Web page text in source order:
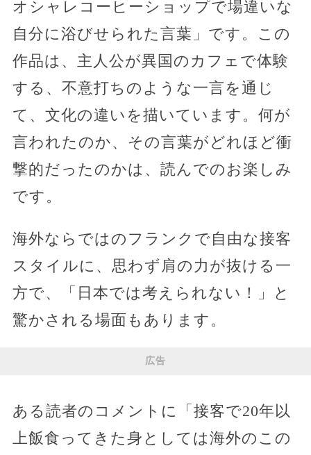
オシャレコーヒーショップで場違いな
自分に浴びせられた言葉」です。この
作品は、主人公が異国のカフェで体験
する、不意打ちのような一言を通じ
て、文化の違いを描いています。何が
言われたのか、その言葉がどれほど衝
撃的だったのかは、読んでのお楽しみ
です。
海外ならではのフランクで自由な接客
スタイルに、思わず肩の力が抜ける一
方で、「日本では考えられない！」と
驚かされる場面もあります。
広告
ある読者のコメントに「接客で20年以
上飯食ってきた身としては海外のこの